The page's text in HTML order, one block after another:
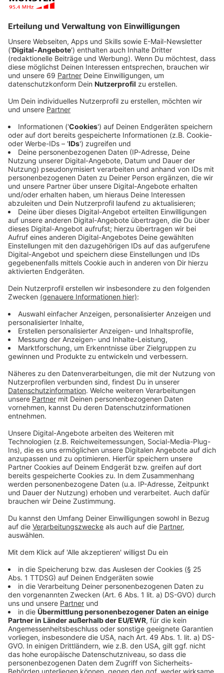
Anzeige
Das Laden von Elektroautos in Deutschland kann eine
Herausforderung sein. Trotz der zunehmenden Anzahl
an Ladestationen gibt es erhebliche Unterschiede bei
den Gebühren, die von 39 Cent bis zu einem Euro pro
Kilowattstunde reichen. Thomas Müther vom ADAC
Tarifsysteme und fordert klare Regelungen von der
Politik.
Anzeige
ADAC: Mehr Transparenz durch Kommunen
und Politik
Anzeige
Der ADAC bemängelt, dass die Tarifsysteme in
Deutschland zu intransparent sind, was viele
Verbraucher von der Elektromobilität abschreckt.
Müther sagt, dass die Politik einheitliche und
verständliche Preismodelle fördern sollte. Auch die
Kommunen sind gefordert, da sie in der Verantwortung
stehen, die öffentliche Ladeinfrastruktur zu
verbessern. Es sei verbraucherfeindlich, wenn man sich
bei örtlichen Anbietern anmelden muss, um Ladesäulen
nutzen zu können.
Anzeige
Preistransparenz und
Infrastrukturverbesserung
Anzeige
Neben der flächendeckenden Verfügbarkeit von
Ladestationen müssen alle Akteure dafür sorgen, dass
der Ladestrom bezahlbar ist. Nutzer erwarten, dass
das Laden so einfach und transparent ist wie das
Tanken. Der ADAC fordert, dass Ladesäulen mit
gängigen Bezahlsystemen ausgerüstet werden und
angemessene Preise bieten. Die Transparenz bei
Spritpreisen sollte auch für Strompreise an
Ladesäulen gelten.
Anzeige